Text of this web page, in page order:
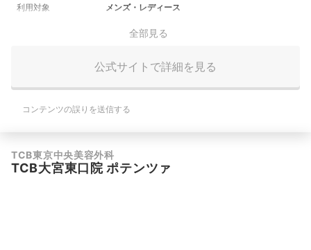
利用対象 メンズ・レディース
全部見る
公式サイトで詳細を見る
コンテンツの誤りを送信する
TCB東京中央美容外科
TCB大宮東口院 ポテンツァ